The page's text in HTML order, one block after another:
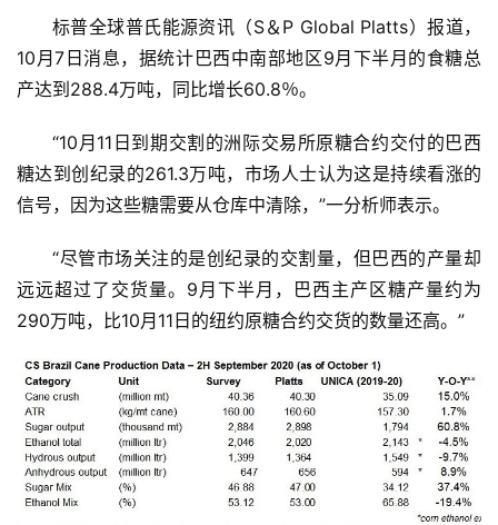
首
标普全球普氏能源资讯（S＆P Global Platts）报道，
10月7日消息，据统计巴西中南部地区9月下半月的食糖总
产达到288.4万吨，同比增长60.8％。
“10月11日到期交割的洲际交易所原糖合约交付的巴西
糖达到创纪录的261.3万吨，市场人士认为这是持续看涨的
信号，因为这些糖需要从仓库中清除，”一分析师表示。
“尽管市场关注的是创纪录的交割量，但巴西的产量却
远远超过了交货量。9月下半月，巴西主产区糖产量约为
290万吨，比10月11日的纽约原糖合约交货的数量还高。”